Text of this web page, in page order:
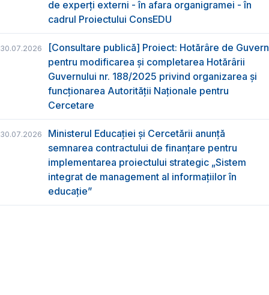
de experți externi - în afara organigramei - în
cadrul Proiectului ConsEDU
30.07.2026
[Consultare publică] Proiect: Hotărâre de Guvern
pentru modificarea și completarea Hotărârii
Guvernului nr. 188/2025 privind organizarea şi
funcţionarea Autorităţii Naţionale pentru
Cercetare
30.07.2026
Ministerul Educației și Cercetării anunță
semnarea contractului de finanțare pentru
implementarea proiectului strategic „Sistem
integrat de management al informațiilor în
educație”